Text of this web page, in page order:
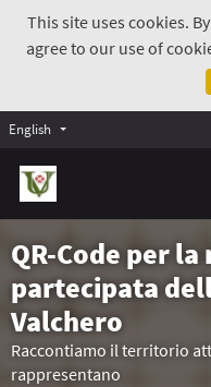
This site uses cookies.
agree to our use of
English
QR-Code per
partecipata
Valchero
Raccontiamo il territorio
rappresentano